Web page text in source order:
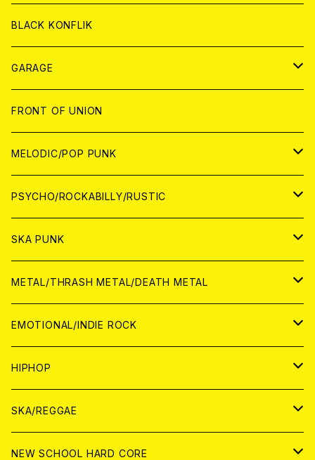
ANALOG
ANALOG
CD
ANALOG
BLACK KONFLIK
GARAGE
JAPAN
アナログ
CD
WORLD
アナログ
CD
FRONT OF UNION
MELODIC/POP PUNK
JAPAN
CD
ANALOG
WORLD
CD
ANALOG
PSYCHO/ROCKABILLY/RUSTIC
JAPAN
CD
ANALOG
WORLD
CD
ANALOG
SKA PUNK
JAPAN
CD
ANALOG
WORLD
CD
ANALOG
METAL/THRASH METAL/DEATH METAL
JAPAN
CD
ANALOG
WORLD
ANALOG
CD
EMOTIONAL/INDIE ROCK
JAPAN
CD
ANALOG
WORLD
CD
HIPHOP
JAPAN
CD
WORLD
SKA/REGGAE
JAPAN
NEW SCHOOL HARD CORE